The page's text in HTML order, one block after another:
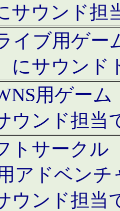
サウンド担
イブ用ゲー
にサウン
用ゲー
ウンド担当
トサークル
アドベン
ウンド担当